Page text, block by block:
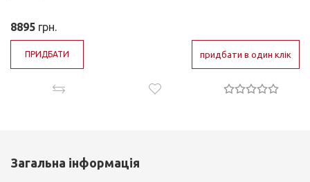
8895 грн.
ПРИДБАТИ придбати в один клік
Загальна інформація